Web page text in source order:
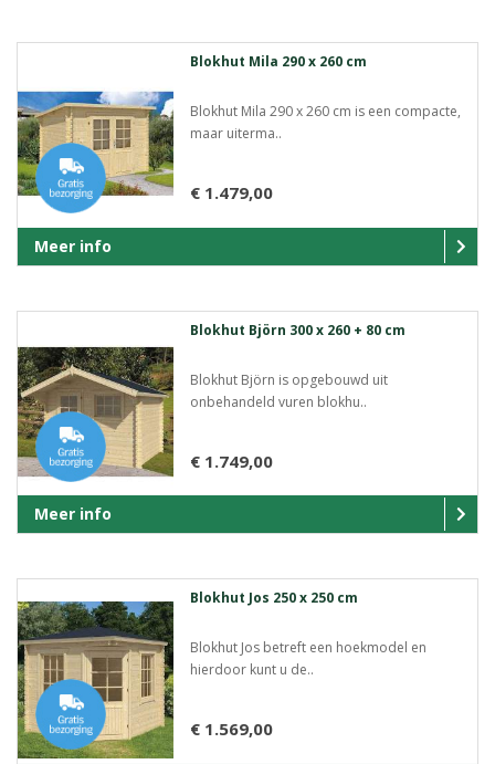
Blokhut Mila 290 x 260 cm
Blokhut Mila 290 x 260 cm is een compacte,
maar uiterma..
€ 1.479,00
Meer info
Blokhut Björn 300 x 260 + 80 cm
Blokhut Björn is opgebouwd uit
onbehandeld vuren blokhu..
€ 1.749,00
Meer info
Blokhut Jos 250 x 250 cm
Blokhut Jos betreft een hoekmodel en
hierdoor kunt u de..
€ 1.569,00